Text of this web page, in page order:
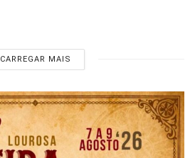
CARREGAR MAIS